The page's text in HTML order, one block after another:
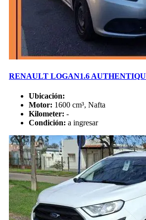
RENAULT LOGAN1.6
Ubicación:
Motor: 1600 cm³, Nafta
Kilometer: -
Condición: a ingresar